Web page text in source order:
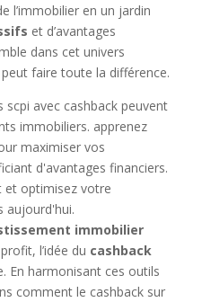
l’immobilier en un jardin
et d’avantages
dans cet univers
faire toute la différence.
immobilier
l’idée du cashback
En harmonisant ces outils
comment le cashback sur